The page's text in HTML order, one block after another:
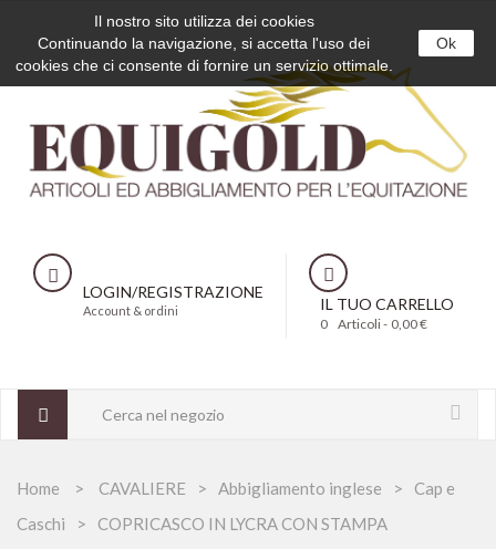
LOGIN/REGISTRAZIONE
Account & ordini IL TUO CARRELLO
0 Articoli - 0,00 €
Home CAVALIERE Abbigliamento inglese
Cap e
Caschi
COPRICASCO IN LYCRA CON STAMPA
Il nostro sito utilizza dei cookies
Continuando la navigazione, si accetta l'uso dei
cookies che ci consente di fornire un servizio ottimale.
Ok